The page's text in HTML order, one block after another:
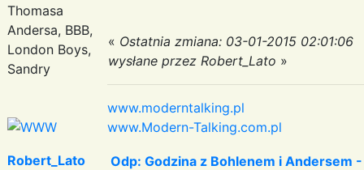
Thomasa
Andersa, BBB,
London Boys,
Sandry
« Ostatnia zmiana: 03-01-2015 02:01:06
wysłane przez Robert_Lato »
www.moderntalking.pl
www.Modern-Talking.com.pl
Robert_Lato
Odp: Godzina z Bohlenem i Andersem